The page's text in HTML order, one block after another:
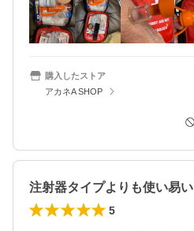
購入したストア
アカネA SHOP
注射器タイプよりも使い易い
5